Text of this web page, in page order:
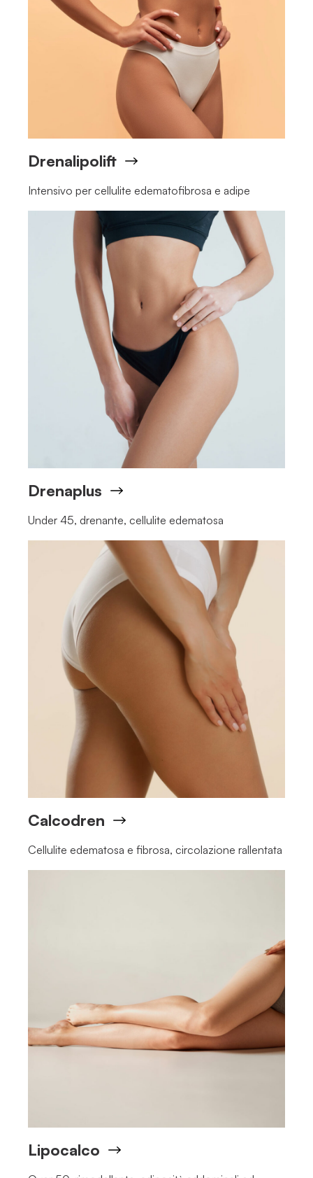
Drenalipolift
Intensivo per cellulite edematofibrosa e adipe
Drenaplus
Under 45, drenante, cellulite edematosa
Calcodren
Cellulite edematosa e fibrosa, circolazione rallentata
Lipocalco